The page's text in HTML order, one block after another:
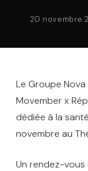
20 novembre
Le Groupe
Movember x
dédiée à la
novembre au
Un rendez-vous